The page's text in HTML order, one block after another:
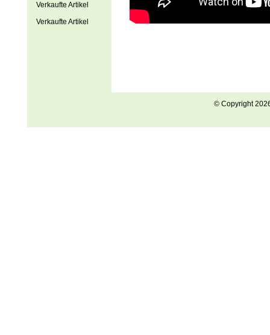
Verkaufte Artikel
Verkaufte Artikel
© Copyright